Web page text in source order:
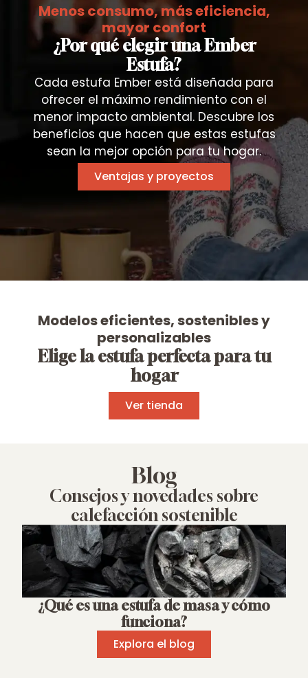
Menos consumo, más eficiencia,
mayor confort
¿Por qué elegir una Ember
Estufa?
Cada estufa Ember está diseñada para
ofrecer el máximo rendimiento con el
menor impacto ambiental. Descubre los
beneficios que hacen que estas estufas
sean la mejor opción para tu hogar.
Ventajas y proyectos
Modelos eficientes, sostenibles y
personalizables
Elige la estufa perfecta para tu
hogar
Ver tienda
Blog
Consejos y novedades sobre
calefacción sostenible
¿Qué es una estufa de masa y cómo
funciona?
Explora el blog